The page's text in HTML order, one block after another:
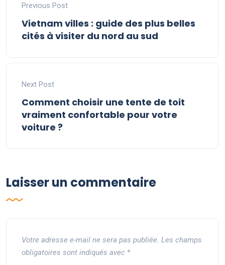
Previous Post
Vietnam villes : guide des plus belles
cités à visiter du nord au sud
Next Post
Comment choisir une tente de toit
vraiment confortable pour votre
voiture ?
Laisser un commentaire
Votre adresse e-mail ne sera pas publiée. Les champs
obligatoires sont indiqués avec *